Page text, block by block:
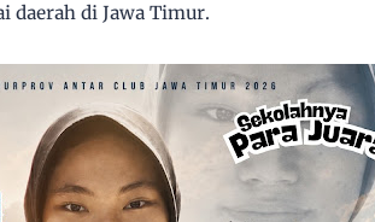
daerah di Jawa Timur.